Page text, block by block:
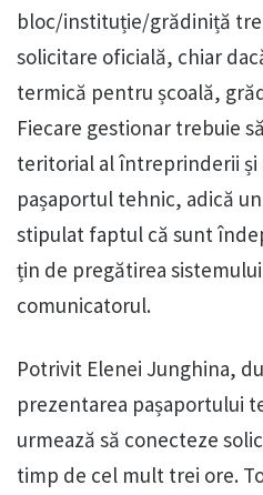
bloc/instituție/grădiniță
solicitare oficială, chiar
termică pentru școală,
Fiecare gestionar trebuie
teritorial al întreprinderii și
pașaportul tehnic, adică
stipulat faptul că sunt
țin de pregătirea
comunicatorul.
Potrivit Elenei Junghina,
prezentarea pașaportului
urmează să conecteze
timp de cel mult trei ore.